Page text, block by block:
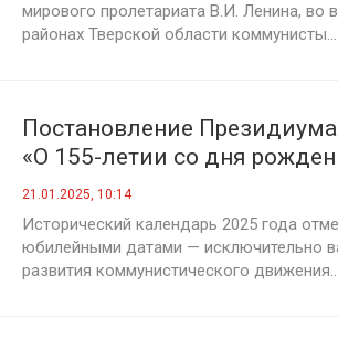
мирового пролетариата В.И. Ленина, во
районах Тверской области коммунисты...
Постановление
«О 155-летии со дня
Ленина»
21.01.2025, 10:14
Исторический календарь 2025 года
юбилейными датами — исключительно
развития коммунистического